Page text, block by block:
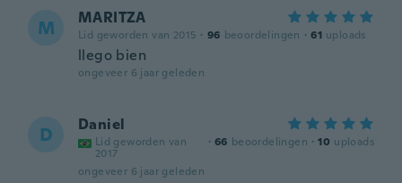
M MARITZA
Lid geworden van 2015 · 96 beoordelingen · 61 uploads
llego bien
ongeveer 6 jaar geleden
D Daniel
Lid geworden van
2017
· 66 beoordelingen · 10 uploads
ongeveer 6 jaar geleden